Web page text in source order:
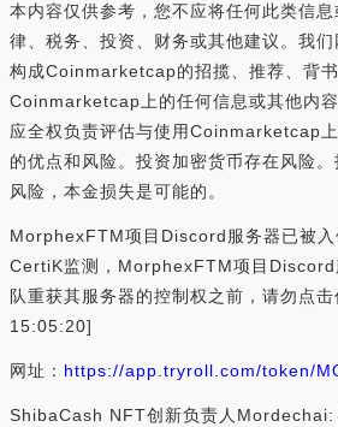
本内容仅供参考，您不应将任何此类信
律、税务、投资、财务或其他建议。我
构成Coinmarketcap的招揽、推荐、背
Coinmarketcap上的任何信息或其他内
应全权负责评估与使用Coinmarketcap
的优点和风险。投资加密货币存在风险
风险，本金损失是可能的。
MorphexFTM项目Discord服务器已被
CertiK监测，MorphexFTM项目Discord
队重获其服务器的控制权之前，请勿点
15:05:20]
网址： https://app.tryroll.com/token/
ShibaCash NFT创新负责人Mordechai: